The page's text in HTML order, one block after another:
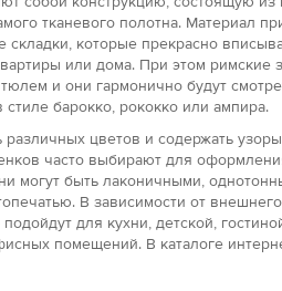
тканевого полотна. Материал
складки, которые прекрасно
или дома. При этом римские
и они гармонично будут
барокко, рококко или ампира.
различных цветов и содержать
часто выбирают для
могут быть лаконичными,
В зависимости от
для кухни, детской,
помещений. В каталоге